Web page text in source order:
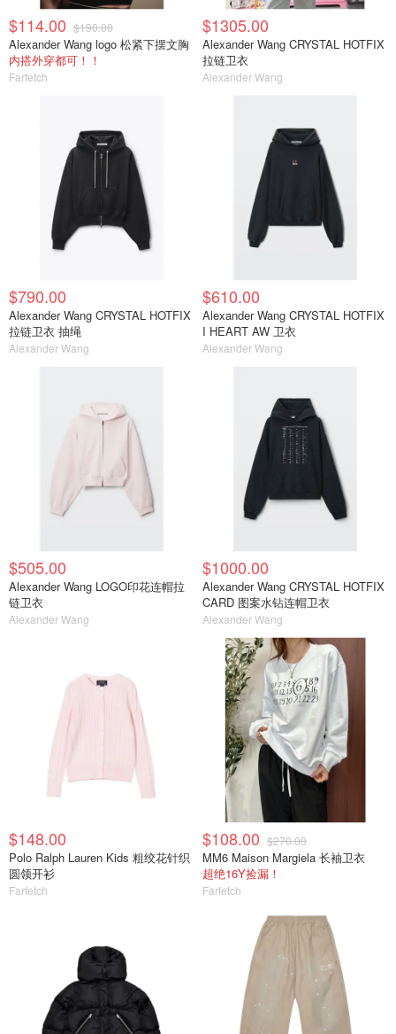
$114.00 $190.00
Alexander Wang logo 松紧下摆文胸
内搭外穿都可！！
Farfetch
$1305.00
Alexander Wang CRYSTAL HOTFIX
拉链卫衣
Alexander Wang
$790.00
Alexander Wang CRYSTAL HOTFIX
拉链卫衣 抽绳
Alexander Wang
$610.00
Alexander Wang CRYSTAL HOTFIX
I HEART AW 卫衣
Alexander Wang
$505.00
Alexander Wang LOGO印花连帽拉
链卫衣
Alexander Wang
$1000.00
Alexander Wang CRYSTAL HOTFIX
CARD 图案水钻连帽卫衣
Alexander Wang
$148.00
Polo Ralph Lauren Kids 粗绞花针织
圆领开衫
Farfetch
$108.00 $270.00
MM6 Maison Margiela 长袖卫衣
超绝16Y捡漏！
Farfetch